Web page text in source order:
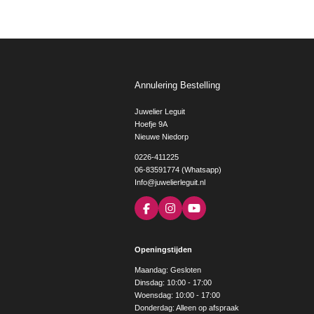
Annulering Bestelling
Juwelier Leguit
Hoefje 9A
Nieuwe Niedorp
0226-411225
06-83591774 (Whatsapp)
Info@juwelierleguit.nl
F
a
b
o
k
I
n
a
g
r
a
m
Y
o
e
Openingstijden
Maandag: Gesloten
Dinsdag: 10:00 - 17:00
Woensdag: 10:00 - 17:00
Donderdag: Alleen op afspraak